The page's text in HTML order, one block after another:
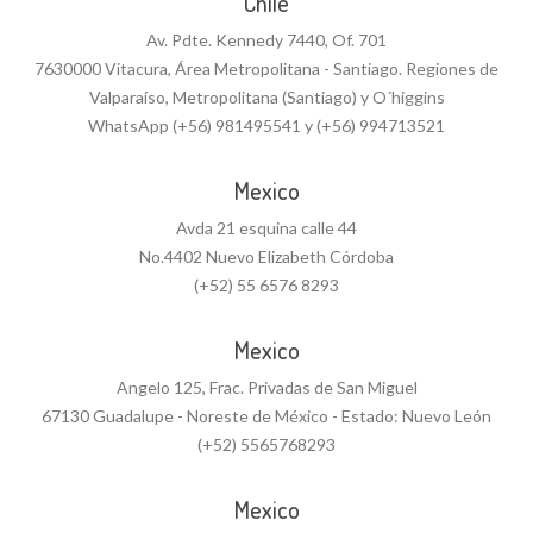
Av. Pdte. Kennedy 7440, Of. 701
7630000 Vitacura, Área Metropolitana - Santiago. Regiones de
Valparaíso, Metropolitana (Santiago) y O´higgins
WhatsApp (+56) 981495541 y (+56) 994713521
Mexico
Avda 21 esquina calle 44
No.4402 Nuevo Elizabeth Córdoba
(+52) 55 6576 8293
Mexico
Angelo 125, Frac. Privadas de San Miguel
67130 Guadalupe - Noreste de México - Estado: Nuevo León
(+52) 5565768293
Mexico